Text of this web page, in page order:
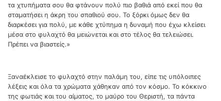
τα χτυπήματα σου θα φτάνουν πολύ πιο βαθιά από εκεί που θα
σταματήσει η άκρη του σπαθιού σου. Το ξόρκι όμως δεν θα
διαρκέσει για πολύ, με κάθε χτύπημα η δυναμή που έχω κλείσει
μέσα στο φυλαχτό θα μειώνεται και στο τέλος θα τελειώσει.
Πρέπει να βιαστείς.»
Ξαναέκλεισε το φυλαχτό στην παλάμη του, είπε τις υπόλοιπες
λέξεις και όλα τα χρώματα χάθηκαν από τον κόσμο. Το κόκκινο
της φωτιάς και του αίματος, το μαύρο του Θεριστή, τα πάντα